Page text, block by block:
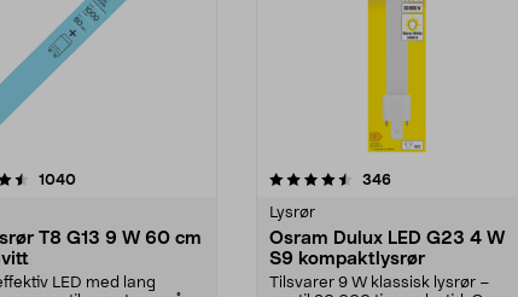
1040anmeldelser
T8 G13 9 W 60 cm
LED med lang
4.5 av 5 stjerner 346anmeldelser
Lysrør
Osram Dulux LED G23 4 W
S9 kompaktlysrør
Tilsvarer 9 W klassisk lysrør –
4.5 av 5 stjerner